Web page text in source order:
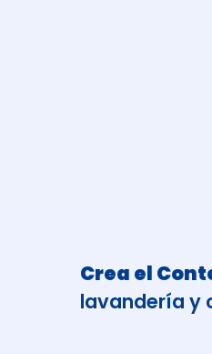
Crea el
lavandería y